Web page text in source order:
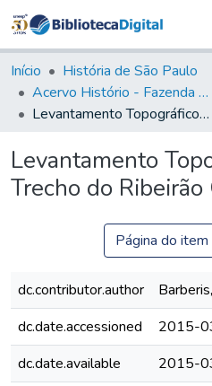
&
Tudo
Início
História de São Paulo
Acervo Histório - Fazenda Lageado
Levantamento Topográfico de um Trecho do Ribeirão Capivara
Levantamento
Trecho do Ribeirão
Página do
dc.contributor.author
dc.date.accessioned
2015-
dc.date.available
2015-